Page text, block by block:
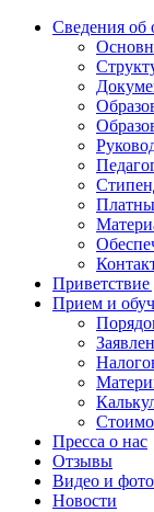
Сведения об
Приветствие
Прием и
Пресса о нас
Отзывы
Видео и фото
Новости